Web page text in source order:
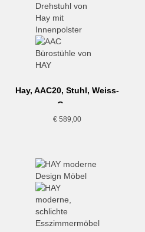
Hay, AAC20, Stuhl, Weiss-
Grau
€589,00